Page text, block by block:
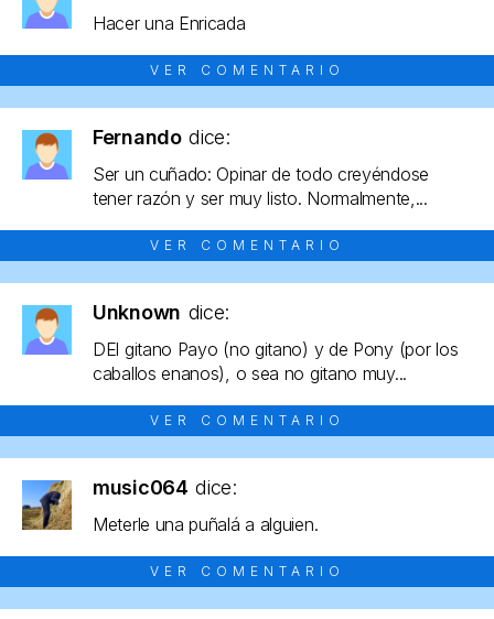
Hacer una Enricada
VER COMENTARIO
Fernando dice:
Ser un cuñado: Opinar de todo creyéndose
tener razón y ser muy listo. Normalmente,...
VER COMENTARIO
Unknown dice:
DEl gitano Payo (no gitano) y de Pony (por los
caballos enanos), o sea no gitano muy...
VER COMENTARIO
music064 dice:
Meterle una puñalá a alguien.
VER COMENTARIO